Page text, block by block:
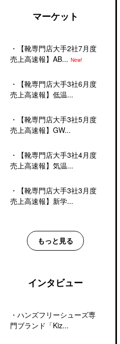
マーケット
・
【靴専門店大手2社7月度
売上高速報】AB... New!
・
【靴専門店大手3社6月度
売上高速報】低温...
・
【靴専門店大手3社5月度
売上高速報】GW...
・
【靴専門店大手3社4月度
売上高速報】気温...
・
【靴専門店大手3社3月度
売上高速報】新学...
もっと見る
インタビュー
・ ハンズフリーシューズ専
門ブランド「Kiz...